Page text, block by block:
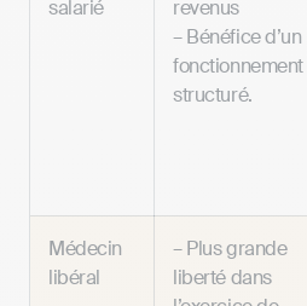
salarié
revenus
– Bénéfice d’un
fonctionnement
structuré.
Médecin
libéral
– Plus grande
liberté dans